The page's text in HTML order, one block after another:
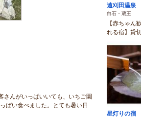
さんがいっぱいいても、いちご園
ぱい食べました。とても暑い日
遠刈田温
白石・蔵王
【赤ちゃん
れる宿】貸
星灯りの宿